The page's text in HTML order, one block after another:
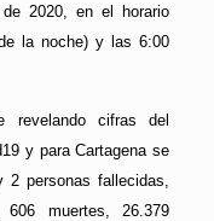
2020, en el horario
la noche) y las 6:00
revelando cifras del
y para Cartagena se
personas fallecidas,
muertes, 26.379